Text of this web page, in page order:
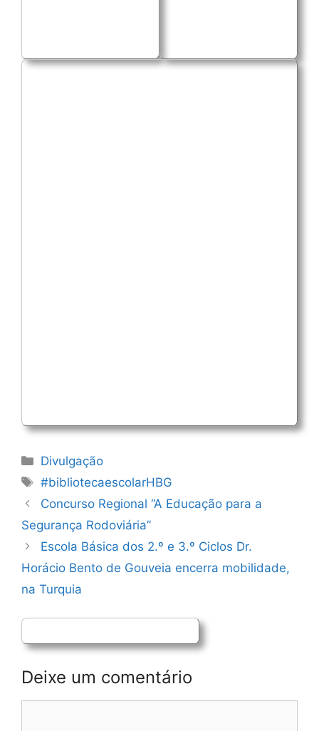
Categorias
Divulgação
Etiquetas
#bibliotecaescolarHBG
Navegação
de
artigos
Concurso Regional “A Educação para a
Segurança Rodoviária”
Escola Básica dos 2.º e 3.º Ciclos Dr.
Horácio Bento de Gouveia encerra mobilidade,
na Turquia
Deixe um comentário